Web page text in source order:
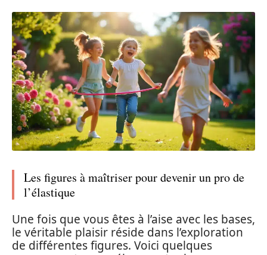
Les figures à maîtriser pour devenir un pro de
l’élastique
Une fois que vous êtes à l’aise avec les bases,
le véritable plaisir réside dans l’exploration
de différentes figures. Voici quelques